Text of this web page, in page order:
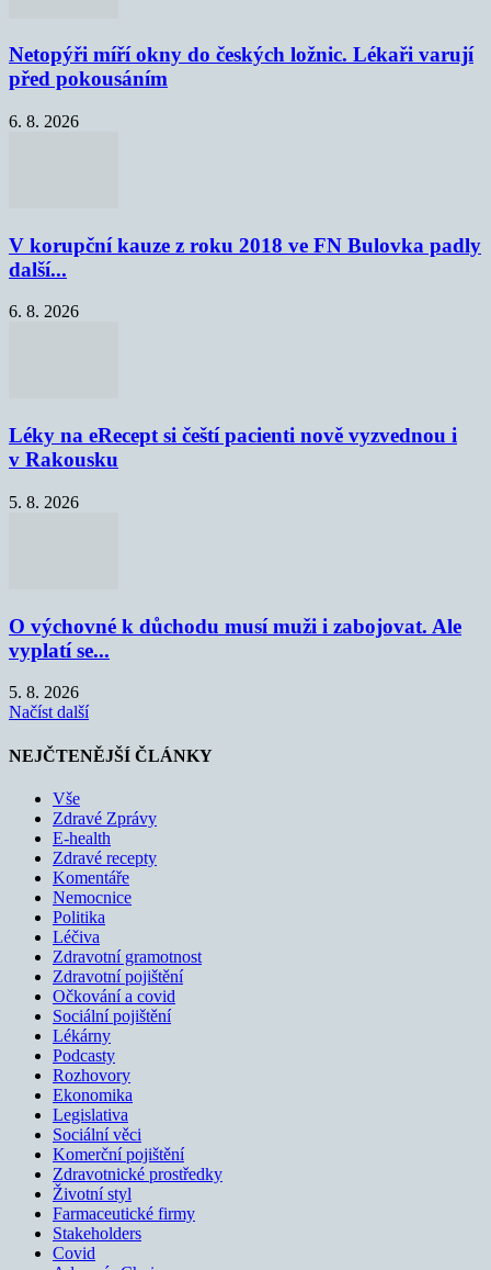
Netopýři míří okny do českých ložnic. Lékaři varují
před pokousáním
6. 8. 2026
V korupční kauze z roku 2018 ve FN Bulovka padly
další...
6. 8. 2026
Léky na eRecept si čeští pacienti nově vyzvednou i
v Rakousku
5. 8. 2026
O výchovné k důchodu musí muži i zabojovat. Ale
vyplatí se...
5. 8. 2026
Načíst další
NEJČTENĚJŠÍ ČLÁNKY
Vše
Zdravé Zprávy
E-health
Zdravé recepty
Komentáře
Nemocnice
Politika
Léčiva
Zdravotní gramotnost
Zdravotní pojištění
Očkování a covid
Sociální pojištění
Lékárny
Podcasty
Rozhovory
Ekonomika
Legislativa
Sociální věci
Komerční pojištění
Zdravotnické prostředky
Životní styl
Farmaceutické firmy
Stakeholders
Covid